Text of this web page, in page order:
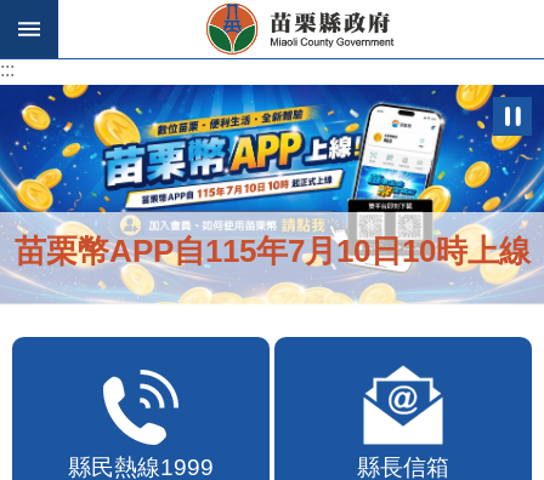
跳到主要內容區塊
:::
苗栗幣APP自115年7月10日10時上線
縣民熱線1999 縣長信箱